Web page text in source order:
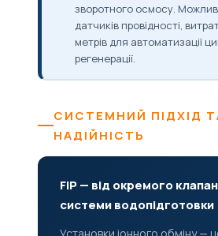
зворотного осмосу.
датчиків провідності,
метрів для автоматизації
регенерації.
СИСТЕМНИЙ ПІДХІД
НАДІЙНІСТЬ
FIP — від окремого
системи водопідготовки